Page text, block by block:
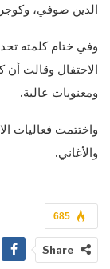
الدين صوفي، وكوجرو
وفي ختام كلمته
الاحتفال وقالت
ومعنويات عالية.
والأغاني.
685
Share